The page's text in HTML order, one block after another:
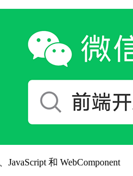
和 WebComponent